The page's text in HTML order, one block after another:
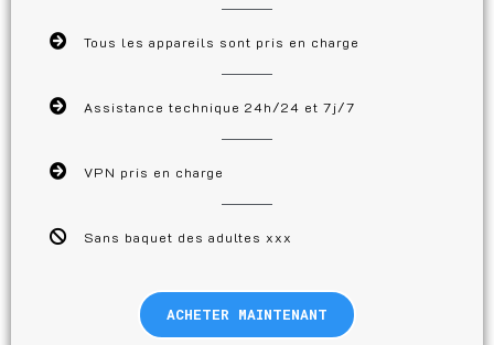
Tous les appareils sont pris en charge
Assistance technique 24h/24 et 7j/7
VPN pris en charge
Sans baquet des adultes xxx
ACHETER MAINTENANT